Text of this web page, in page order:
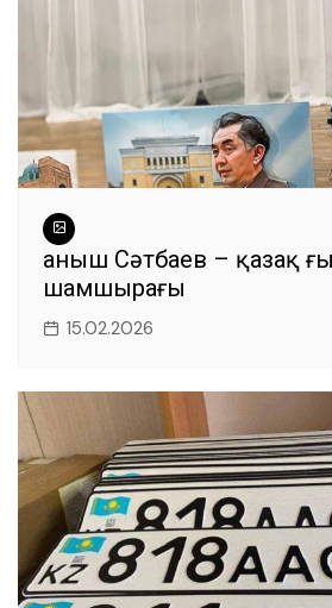
Қаныш Сәтбаев – қазақ
шамшырағы
15.02.2026